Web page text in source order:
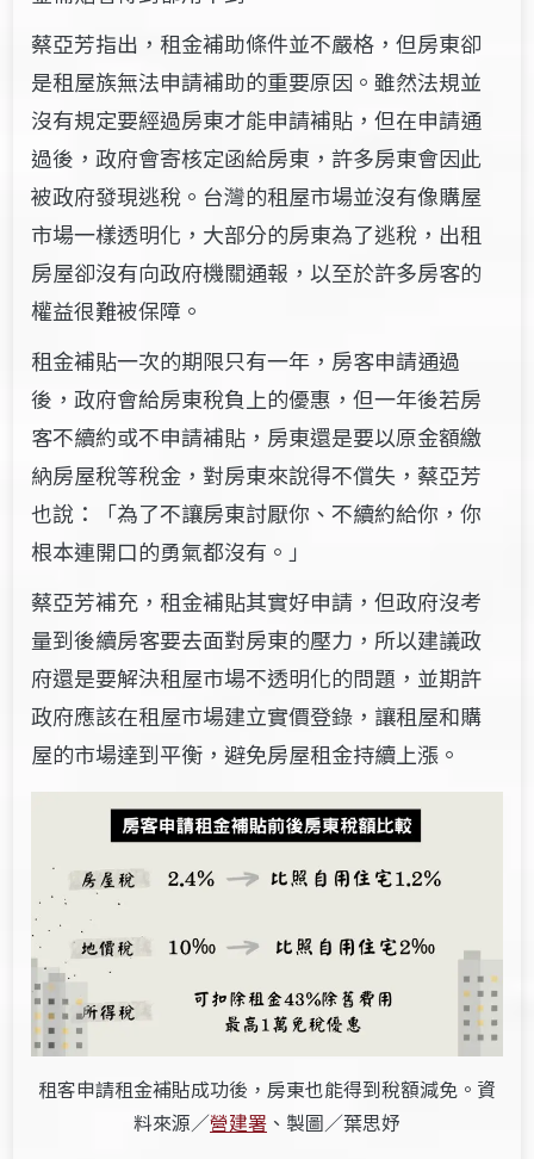
蔡亞芳指出，租金補助條件並不嚴格，但房東卻
是租屋族無法申請補助的重要原因。雖然法規並
沒有規定要經過房東才能申請補貼，但在申請通
過後，政府會寄核定函給房東，許多房東會因此
被政府發現逃稅。台灣的租屋市場並沒有像購屋
市場一樣透明化，大部分的房東為了逃稅，出租
房屋卻沒有向政府機關通報，以至於許多房客的
權益很難被保障。
租金補貼一次的期限只有一年，房客申請通過
後，政府會給房東稅負上的優惠，但一年後若房
客不續約或不申請補貼，房東還是要以原金額繳
納房屋稅等稅金，對房東來說得不償失，蔡亞芳
也說：「為了不讓房東討厭你、不續約給你，你
根本連開口的勇氣都沒有。」
蔡亞芳補充，租金補貼其實好申請，但政府沒考
量到後續房客要去面對房東的壓力，所以建議政
府還是要解決租屋市場不透明化的問題，並期許
政府應該在租屋市場建立實價登錄，讓租屋和購
屋的市場達到平衡，避免房屋租金持續上漲。
租客申請租金補貼成功後，房東也能得到稅額減免。資
料來源／營建署 、製圖／葉思妤